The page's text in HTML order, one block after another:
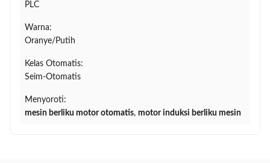
PLC
Warna:
Oranye/Putih
Kelas Otomatis:
Seim-Otomatis
Menyoroti:
mesin berliku motor otomatis, motor induksi berliku mesin